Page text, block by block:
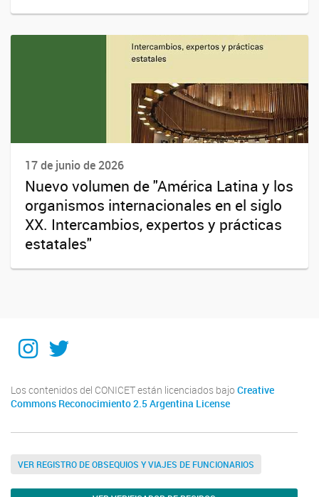
17 de junio de 2026
Nuevo volumen de "América Latina y los
organismos internacionales en el siglo
XX. Intercambios, expertos y prácticas
estatales"
Instagram
Twitter
Los contenidos del CONICET están licenciados bajo Creative
Commons Reconocimiento 2.5 Argentina License
VER REGISTRO DE OBSEQUIOS Y VIAJES DE FUNCIONARIOS